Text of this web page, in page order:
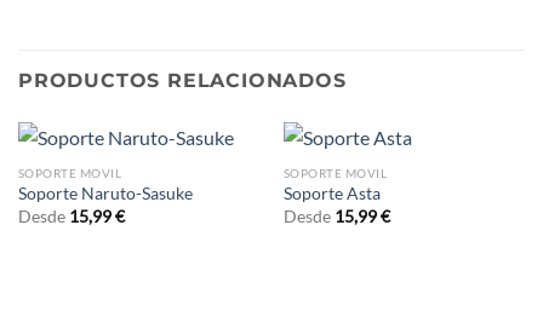
PRODUCTOS RELACIONADOS
SOPORTE MOVIL
Soporte Naruto-Sasuke
Desde 15,99€
SOPORTE MOVIL
Soporte Asta
Desde 15,99€